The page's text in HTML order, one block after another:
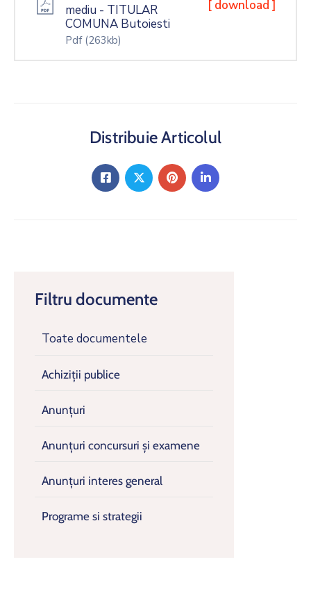
Filtru documente
Toate documentele
Achiziții publice
Anunțuri
Anunțuri concursuri și examene
Anunțuri interes general
Programe si strategii
mediu - TITULAR
COMUNA Butoiesti
Pdf (263kb)
[ download ]
Distribuie Articolul